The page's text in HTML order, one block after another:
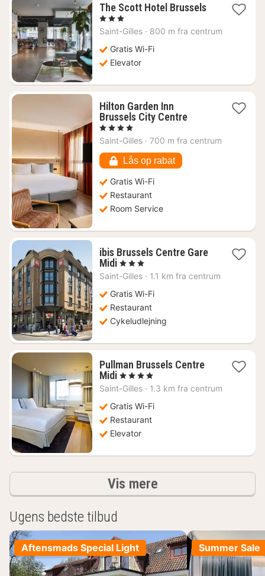
The Scott Hotel Brussels1
fra
, 3 Stjerner
Saint-Gilles · 800 m fra centrum
Gratis Wi-Fi
Elevator
Hilton Garden Inn
Brussels City Centre1
fra
, 4 Stjerner
Saint-Gilles · 700 m fra centrum
Lås op rabat
Gratis Wi-Fi
Restaurant
Room Service
ibis Brussels Centre Gare
Midi1
nat
633
kr.
, 3 Stjerner
Saint-Gilles · 1.1 km fra centrum
Gratis Wi-Fi
Restaurant
Cykeludlejning
Pullman Brussels Centre
Midi1
nat
775
kr.
, 4 Stjerner
Saint-Gilles · 1.3 km fra centrum
Gratis Wi-Fi
Restaurant
Elevator
Vis mereresultater
Ugens bedste tilbud
Aftensmads Special Light Summer Sale